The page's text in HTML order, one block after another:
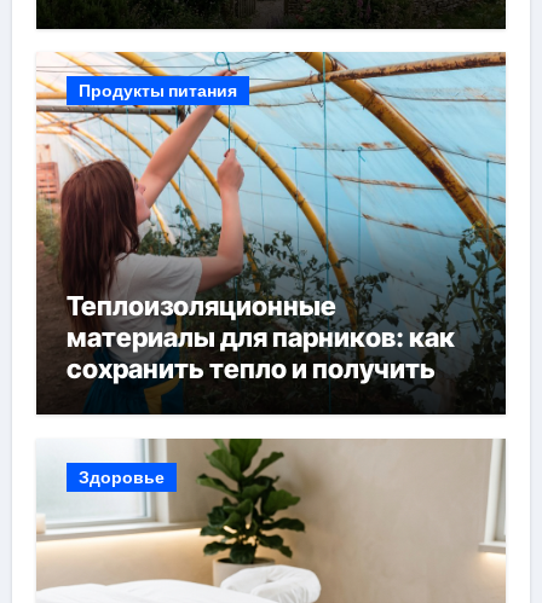
Продукты питания
Теплоизоляционные
материалы для парников: как
сохранить тепло и получить
богатый урожай
Здоровье